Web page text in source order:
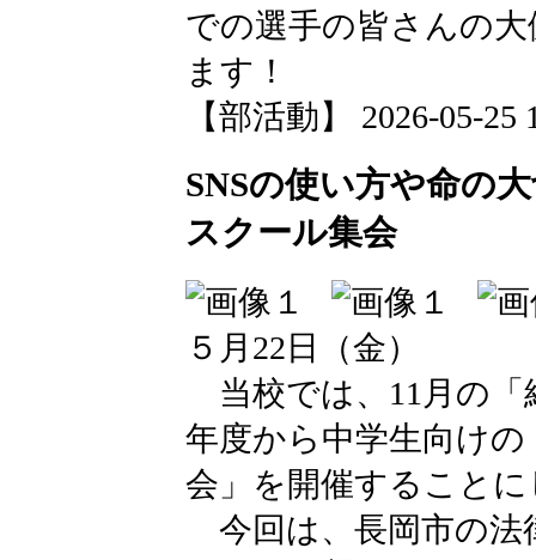
での選手の皆さんの
ます！
【部活動】 2026-05-25
SNSの使い方や命の
スクール集会
５月22日（金）
当校では、11月の「
年度から中学生向け
会」を開催すること
今回は、長岡市の法